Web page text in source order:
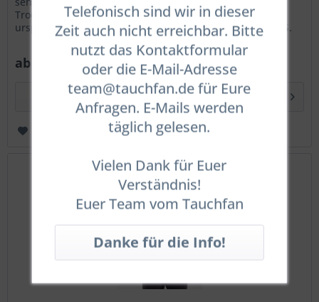
Trockentauchanzüge verwenden. Das Material wurde
ursprünglich für die besonderen Anforderungen der U. S.
Army Special Forces entwickelt,...
ab 366,00 € *
Details
Telefonisch sind wir in dieser
Zeit auch nicht erreichbar. Bitte
nutzt das Kontaktformular
oder die E-Mail-Adresse
team@tauchfan.de für Eure
Anfragen. E-Mails werden
täglich gelesen.
Vielen Dank für Euer
Verständnis!
Euer Team vom Tauchfan